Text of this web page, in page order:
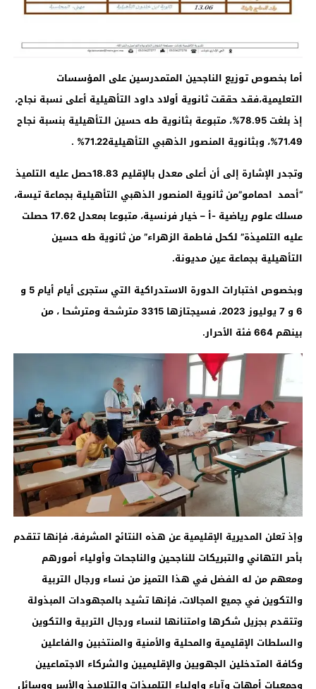
أما بخصوص توزيع الناجحين المتمدرسين على المؤسسات
التعليمية،فقد حققت ثانوية أولاد داود التأهيلية أعلى نسبة نجاح،
إذ بلغت 78.95%، متبوعة بثانوية طه حسين الـتأهيلية بنسبة نجاح
71.49%، وبثانوية المنصور الذهبي التأهيلية71.22
%
.
وتجدر الإشارة إلى أن أعلى معدل بالإقليم 18.83حصل عليه التلميذ
“أحمد احمامو”من ثانوية المنصور الذهبي التأهيلية بجماعة تيسة،
مسلك علوم رياضية -أ – خيار فرنسية، متبوعا بمعدل 17.62 حصلت
عليه التلميذة” لكحل فاطمة الزهراء” من ثانوية طه حسين
التأهيلية بجماعة عين مديونة.
وبخصوص اختبارات الدورة الاستدراكية التي ستجرى أيام أيام 5 و
6 و 7 يوليوز 2023، فسيجتازها 3315 مترشحة ومترشحا ، من
بينهم664فئة الأحرار.
وإذ تعلن المديرية الإقليمية عن هذه النتائج المشرفة، فإنها تتقدم
بأحر التهاني والتبريكات للناجحين والناجحات وأولياء أمورهم
ومعهم من له الفضل في هذا التميز من نساء ورجال التربية
والتكوين في جميع المجالات، فإنها تشيد بالمجهودات المبذولة
وتتقدم بجزيل شكرها وامتنانها لنساء ورجال التربية والتكوين
والسلطات الإقليمية والمحلية والأمنية والمنتخبين والفاعلين
وكافة المتدخلين الجهويين والإقليميين والشركاء الاجتماعيين
وجمعيات أمهات وآباء واولياء التلميذات والتلاميذ والأسر ووسائل